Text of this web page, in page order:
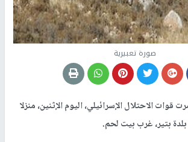
صورة تعبيرية
قوات الاحتلال الإسرائيلي، اليوم الإثنين، منزلا
بتير، غرب بيت لحم.